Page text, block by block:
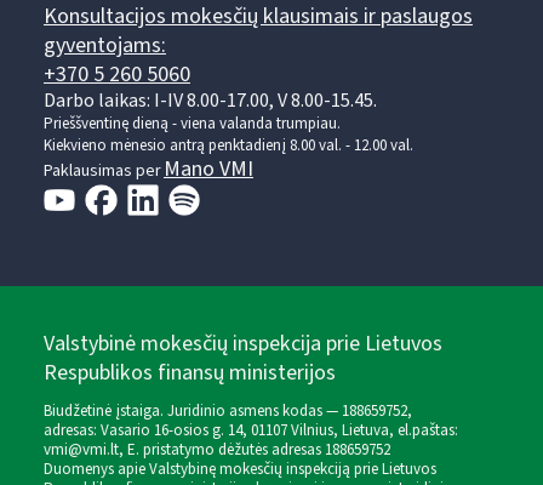
Konsultacijos mokesčių klausimais ir paslaugos
gyventojams:
+370 5 260 5060
Darbo laikas: I-IV 8.00-17.00, V 8.00-15.45.
Prieššventinę dieną - viena valanda trumpiau.
Kiekvieno mėnesio antrą penktadienį 8.00 val. - 12.00 val.
Paklausimas perMano VMI
Valstybinė mokesčių inspekcija prie Lietuvos
Respublikos finansų ministerijos
Biudžetinė įstaiga. Juridinio asmens kodas — 188659752,
adresas: Vasario 16-osios g. 14, 01107 Vilnius, Lietuva, el.paštas:
vmi@vmi.lt, E. pristatymo dėžutės adresas 188659752
Duomenys apie Valstybinę mokesčių inspekciją prie Lietuvos